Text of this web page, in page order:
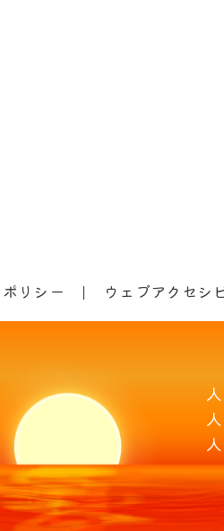
リシー ウェブアクセシ